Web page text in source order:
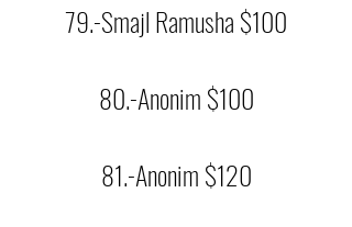
79.-Smajl Ramusha $100
80.-Anonim $100
81.-Anonim $120